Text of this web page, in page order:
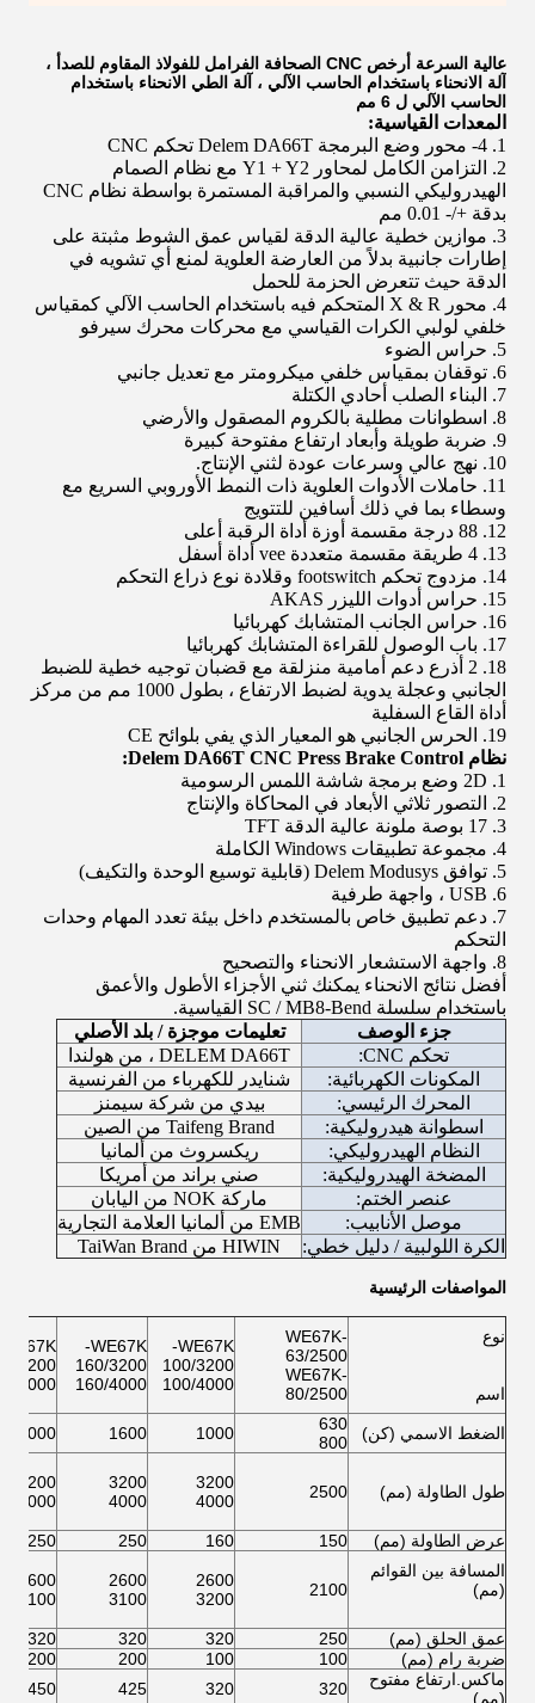
عالية السرعة أرخص CNC الصحافة الفرامل للفولاذ المقاوم للصدأ ،
آلة الانحناء باستخدام الحاسب الآلي ، آلة الطي الانحناء باستخدام
الحاسب الآلي ل 6 مم
المعدات القياسية:
1. 4- محور وضع البرمجة Delem DA66T تحكم CNC
2. التزامن الكامل لمحاور Y1 + Y2 مع نظام الصمام
الهيدروليكي النسبي والمراقبة المستمرة بواسطة نظام CNC
بدقة +/- 0.01 مم
3. موازين خطية عالية الدقة لقياس عمق الشوط مثبتة على
إطارات جانبية بدلاً من العارضة العلوية لمنع أي تشويه في
الدقة حيث تتعرض الحزمة للحمل
4. محور X & R المتحكم فيه باستخدام الحاسب الآلي كمقياس
خلفي لولبي الكرات القياسي مع محركات محرك سيرفو
5. حراس الضوء
6. توقفان بمقياس خلفي ميكرومتر مع تعديل جانبي
7. البناء الصلب أحادي الكتلة
8. اسطوانات مطلية بالكروم المصقول والأرضي
9. ضربة طويلة وأبعاد ارتفاع مفتوحة كبيرة
10. نهج عالي وسرعات عودة لثني الإنتاج.
11. حاملات الأدوات العلوية ذات النمط الأوروبي السريع مع
وسطاء بما في ذلك أسافين للتتويج
12. 88 درجة مقسمة أوزة أداة الرقبة أعلى
13. 4 طريقة مقسمة متعددة vee أداة أسفل
14. مزدوج تحكم footswitch وقلادة نوع ذراع التحكم
15. حراس أدوات الليزر AKAS
16. حراس الجانب المتشابك كهربائيا
17. باب الوصول للقراءة المتشابك كهربائيا
18. 2 أذرع دعم أمامية منزلقة مع قضبان توجيه خطية للضبط
الجانبي وعجلة يدوية لضبط الارتفاع ، بطول 1000 مم من مركز
أداة القاع السفلية
19. الحرس الجانبي هو المعيار الذي يفي بلوائح CE
نظام Delem DA66T CNC Press Brake Control:
1. 2D وضع برمجة شاشة اللمس الرسومية
2. التصور ثلاثي الأبعاد في المحاكاة والإنتاج
3. 17 بوصة ملونة عالية الدقة TFT
4. مجموعة تطبيقات Windows الكاملة
5. توافق Delem Modusys (قابلية توسيع الوحدة والتكيف)
6. USB ، واجهة طرفية
7. دعم تطبيق خاص بالمستخدم داخل بيئة تعدد المهام وحدات
التحكم
8. واجهة الاستشعار الانحناء والتصحيح
أفضل نتائج الانحناء يمكنك ثني الأجزاء الأطول والأعمق
باستخدام سلسلة SC / MB8-Bend القياسية.
جزء الوصف
تعليمات موجزة / بلد الأصلي
تحكم CNC:
DELEM DA66T ، من هولندا
المكونات الكهربائية:
شنايدر للكهرباء من الفرنسية
المحرك الرئيسي:
بيدي من شركة سيمنز
اسطوانة هيدروليكية:
Taifeng Brand من الصين
النظام الهيدروليكي:
ريكسروث من ألمانيا
المضخة الهيدروليكية:
صني براند من أمريكا
عنصر الختم:
ماركة NOK من اليابان
موصل الأنابيب:
EMB من ألمانيا العلامة التجارية
الكرة اللولبية / دليل خطي:
HIWIN من TaiWan Brand
المواصفات الرئيسية
نوع
اسم
WE67K-
63/2500
WE67K-
80/2500
WE67K-
100/3200
100/4000
WE67K-
160/3200
160/4000
WE67K-
3200
4000
الضغط الاسمي (كن)
630
800
1000
1600
2000
طول الطاولة (مم) 2500
3200
4000
3200
4000
3200
4000
عرض الطاولة (مم) 150
160
250
250
المسافة بين القوائم
(مم)
2100
2600
3200
2600
3100
2600
3100
عمق الحلق (مم) 250
320
320
320
ضربة رام (مم)
100
100
200
200
ماكس.ارتفاع مفتوح
(مم)
320
320
425
450